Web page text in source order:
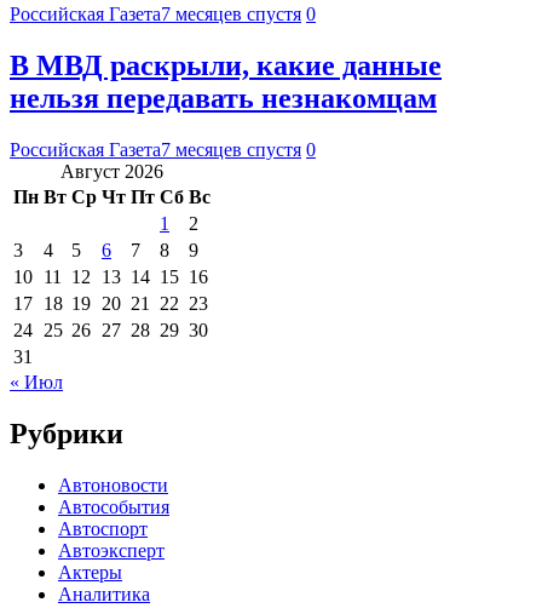
Российская Газета7 месяцев спустя 0
В МВД раскрыли, какие данные
нельзя передавать незнакомцам
Российская Газета7 месяцев спустя 0
Август 2026
Пн Вт Ср Чт Пт Сб Вс
1
2
3
4 5 6 7 8
9
10 11 12 13 14 15 16
17 18 19 20 21 22 23
24 25 26 27 28 29 30
31
« Июл
Рубрики
Автоновости
Автособытия
Автоспорт
Автоэксперт
Актеры
Аналитика